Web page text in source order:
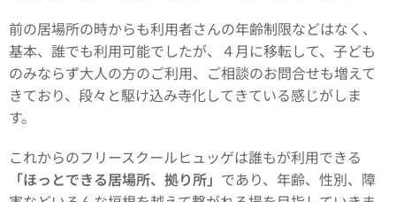
前の居場所の時からも利用者さんの年齢制限などはなく、
基本、誰でも利用可能でしたが、４月に移転して、子ども
のみならず大人の方のご利用、ご相談のお問合せも増えて
きており、段々と駆け込み寺化してきている感じがしま
す。
これからのフリースクールヒュッゲは誰もが利用できる
「ほっとできる居場所、拠り所」 であり、年齢、性別、障